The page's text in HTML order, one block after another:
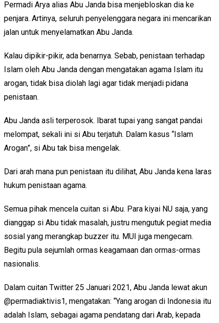
Permadi Arya alias Abu Janda bisa menjebloskan dia ke
penjara. Artinya, seluruh penyelenggara negara ini mencarikan
jalan untuk menyelamatkan Abu Janda.
Kalau dipikir-pikir, ada benarnya. Sebab, penistaan terhadap
Islam oleh Abu Janda dengan mengatakan agama Islam itu
arogan, tidak bisa diolah lagi agar tidak menjadi pidana
penistaan.
Abu Janda asli terperosok. Ibarat tupai yang sangat pandai
melompat, sekali ini si Abu terjatuh. Dalam kasus “Islam
Arogan”, si Abu tak bisa mengelak.
Dari arah mana pun penistaan itu dilihat, Abu Janda kena laras
hukum penistaan agama.
Semua pihak mencela cuitan si Abu. Para kiyai NU saja, yang
dianggap si Abu tidak masalah, justru mengutuk pegiat media
sosial yang merangkap buzzer itu. MUI juga mengecam.
Begitu pula sejumlah ormas keagamaan dan ormas-ormas
nasionalis.
Dalam cuitan Twitter 25 Januari 2021, Abu Janda lewat akun
@permadiaktivis1, mengatakan: “Yang arogan di Indonesia itu
adalah Islam, sebagai agama pendatang dari Arab, kepada